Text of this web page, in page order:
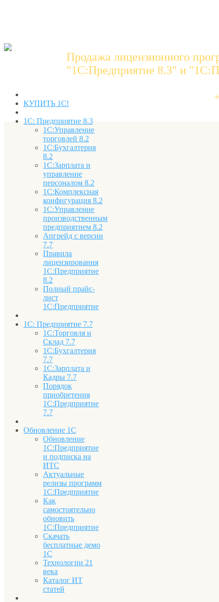
Продажа лицензионного
"1C:Предприятие 8.3" и
КУПИТЬ 1С!
1С: Предприятие 8.3
1С:Управление
торговлей 8.2
1С:Бухгалтерия
8.2
1С:Зарплата и
управление
персоналом 8.2
1С:Комплексная
конфигурация 8.2
1С:Управление
производственным
предприятием 8.2
Апгрейд с версии
7.7
Правила
лицензирования
1С:Предприятие
8.2
Полный прайс-
лист
1С:Предприятие
1С: Предприятие 7.7
1С:Торговля и
Склад 7.7
1С:Бухгалтерия
7.7
1С:Зарплата и
Кадры 7.7
Порядок
приобретения
1С:Предприятие
7.7
Обновление 1С
Обновление
1С:Предприятие
и подписка на
ИТС
Актуальные
релизы программ
1С:Предприятие
Как
самостоятельно
обновить
1С:Предприятие
Скачать
бесплатные демо
1С
Технологии 21
века
Каталог ИТ
статей